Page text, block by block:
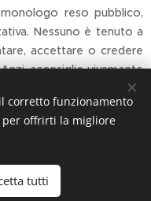
reso pubblico,
Nessuno è tenuto a
accettare o credere
sconsiglio vivamente
corretto funzionamento
per offrirti la migliore
tutti